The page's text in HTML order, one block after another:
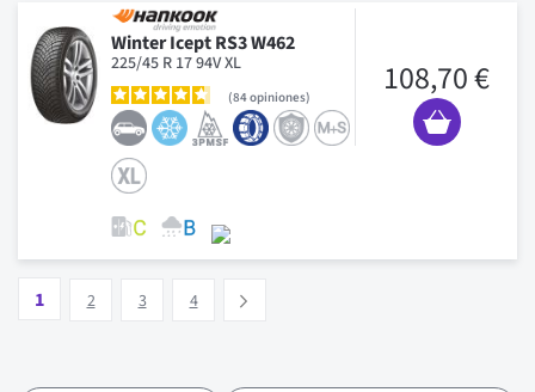
Winter Icept RS3 W462
225/45 R 17 94V XL
84opiniones 108,70 €
Vous lisez actuellement la page
1 2 3 4